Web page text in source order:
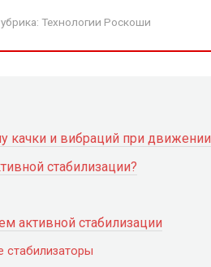
Технологии Роскоши
качки и вибраций при движении
стабилизации?
активной стабилизации
стабилизаторы